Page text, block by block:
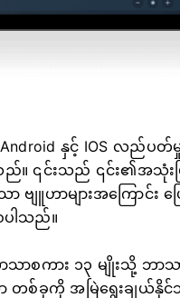
Android နှင့် IOS လည်ပ
၎င်းသည် ၎င်း၏အသုံး
ျူဟာများအကြောင်း ပ
ပါသည်။
ာစကား ၁၃ မျိုးသို့ ဘ
တစ်ခုကို အမြဲရွေးချယ်